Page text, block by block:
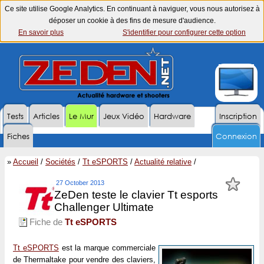
Ce site utilise Google Analytics. En continuant à naviguer, vous nous autorisez à
déposer un cookie à des fins de mesure d'audience.
En savoir plus
S'identifier pour configurer cette option
Inscription
Tests Articles Le Mur Jeux Vidéo
Hardware
Fiches
Connexion
» Accueil / Sociétés / Tt eSPORTS / Actualité relative /
27 October 2013
ZeDen teste le clavier Tt esports
Challenger Ultimate
Fiche de Tt eSPORTS
Tt eSPORTS est la marque commerciale
de Thermaltake pour vendre des claviers,